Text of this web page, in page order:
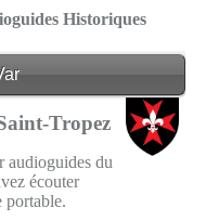
Historiques
Tropez
audioguides du
écouter
portable.